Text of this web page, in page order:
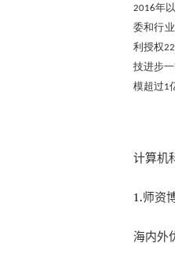
2016年
委和行
利授权
技进步
模超过1
计算机
1.师资
海内外